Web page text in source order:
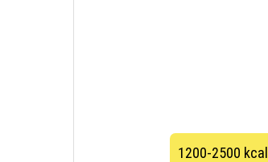
1200-2500 kcal